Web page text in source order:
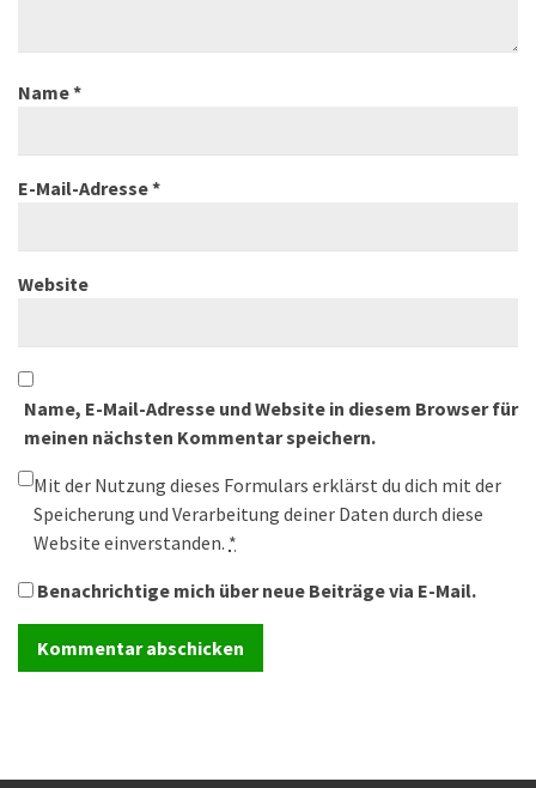
Name*
E-Mail-Adresse*
Website
Name, E-Mail-Adresse und Website in diesem Browser für
meinen nächsten Kommentar speichern.
Mit der Nutzung dieses Formulars erklärst du dich mit der
Speicherung und Verarbeitung deiner Daten durch diese
Website einverstanden. *
Benachrichtige mich über neue Beiträge via E-Mail.